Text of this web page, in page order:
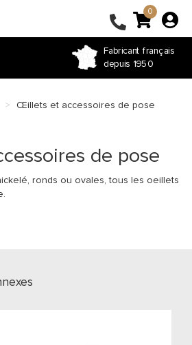
Fabricant français
depuis 1950
0
Œillets et accessoires de pose
de pose
ronds ou ovales, tous les oeillets